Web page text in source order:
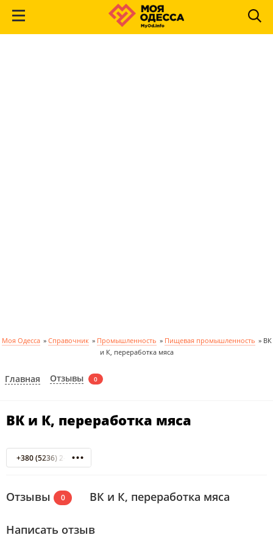
Моя Одесса » Справочник » Промышленность » Пищевая промышленность » ВК
и К, переработка мяса
Главная Отзывы 0
ВК и К, переработка мяса
+380 (5236) 2-65-83
Отзывы 0 ВК и К, переработка мяса
Написать отзыв